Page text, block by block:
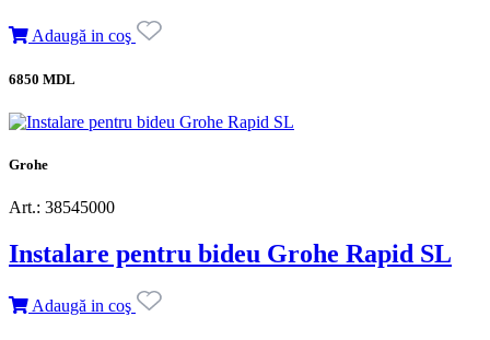
Adaugă in coş
6850 MDL
Grohe
Art.: 38545000
Instalare pentru bideu Grohe Rapid SL
Adaugă in coş